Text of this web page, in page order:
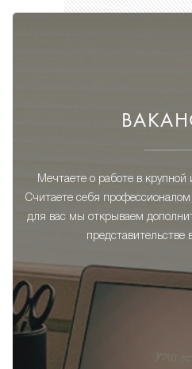
Мечтаете о работе в
Считаете себя профессионалом
для вас мы открываем
представительстве